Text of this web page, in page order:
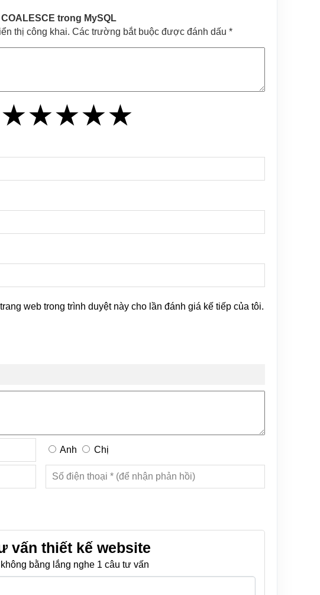
COALESCE trong MySQL
thị công khai. Các trường bắt buộc được đánh dấu *
★
★★
★★★
★★★★
★★★★★
web trong trình duyệt này cho lần đánh giá kế tiếp của tôi.
Anh Chị
vấn thiết kế website
bằng lắng nghe 1 câu tư vấn